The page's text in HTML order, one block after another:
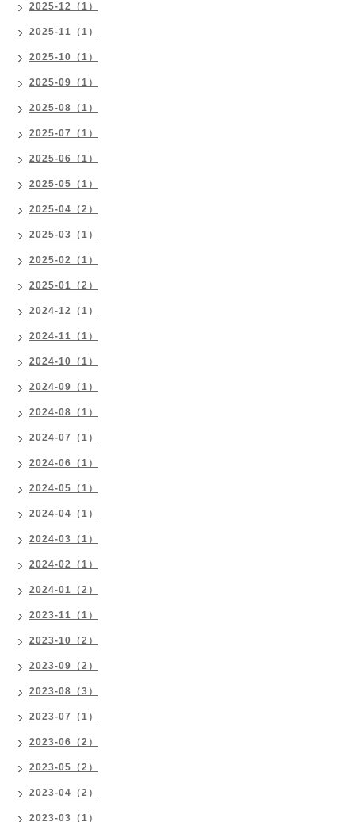
2025-12（1）
2025-11（1）
2025-10（1）
2025-09（1）
2025-08（1）
2025-07（1）
2025-06（1）
2025-05（1）
2025-04（2）
2025-03（1）
2025-02（1）
2025-01（2）
2024-12（1）
2024-11（1）
2024-10（1）
2024-09（1）
2024-08（1）
2024-07（1）
2024-06（1）
2024-05（1）
2024-04（1）
2024-03（1）
2024-02（1）
2024-01（2）
2023-11（1）
2023-10（2）
2023-09（2）
2023-08（3）
2023-07（1）
2023-06（2）
2023-05（2）
2023-04（2）
2023-03（1）